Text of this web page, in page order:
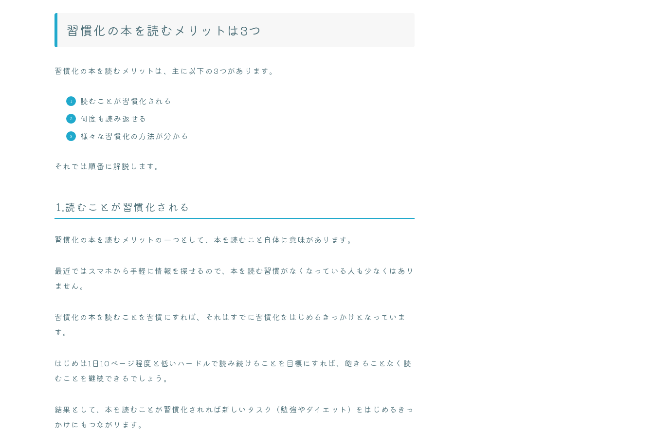
習慣化の本を読むメリットは3つ
習慣化の本を読むメリットは、主に以下の3つがあります。
読むことが習慣化される
何度も読み返せる
様々な習慣化の方法が分かる
それでは順番に解説します。
1.読むことが習慣化される
習慣化の本を読むメリットの一つとして、本を読むこと自体に意味があります。
最近ではスマホから手軽に情報を探せるので、本を読む習慣がなくなっている人も少なくはあり
ません。
習慣化の本を読むことを習慣にすれば、それはすでに習慣化をはじめるきっかけとなっていま
す。
はじめは1日10ページ程度と低いハードルで読み続けることを目標にすれば、飽きることなく読
むことを継続できるでしょう。
結果として、本を読むことが習慣化されれば新しいタスク（勉強やダイエット）をはじめるきっ
かけにもつながります。